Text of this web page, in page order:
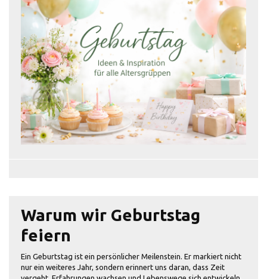
Warum wir Geburtstag
feiern
Ein Geburtstag ist ein persönlicher Meilenstein. Er markiert nicht
nur ein weiteres Jahr, sondern erinnert uns daran, dass Zeit